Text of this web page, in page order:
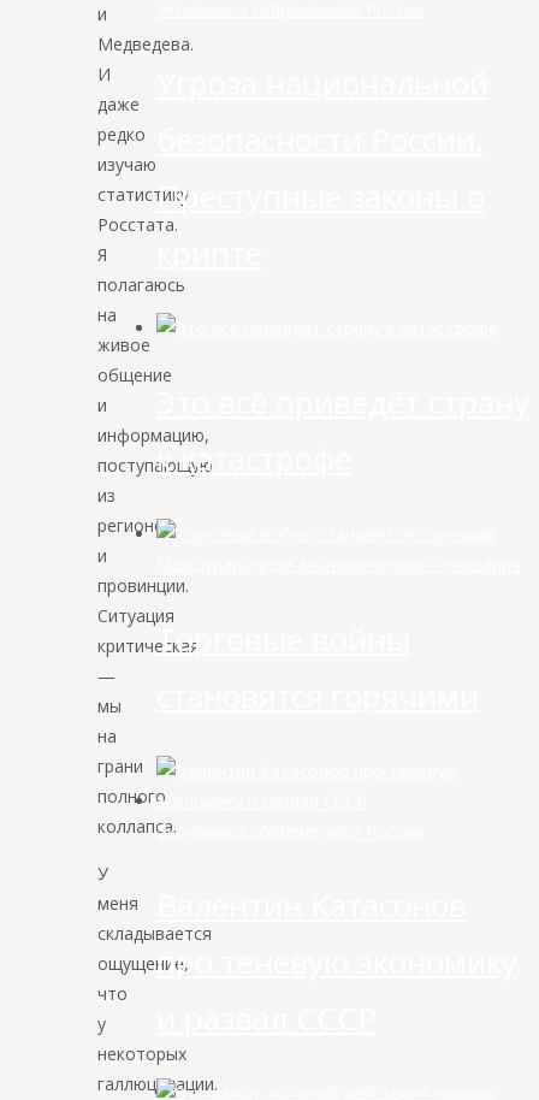
и
Медведева.
И
даже
редко
изучаю
статистику
Росстата.
Я
полагаюсь
на
живое
общение
и
информацию,
поступающую
из
регионов
и
провинции.
Ситуация
критическая
—
мы
на
грани
полного
коллапса.
У
меня
складывается
ощущение,
что
у
некоторых
галлюцинации.
Преступные законы о
к катастрофе
Торговые войны
Экономика современной России
про теневую экономику